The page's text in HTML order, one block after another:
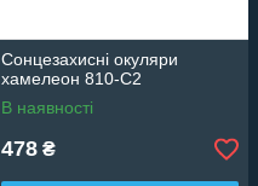
Сонцезахисні окуляри
хамелеон 810-C2
В наявності
478 ₴